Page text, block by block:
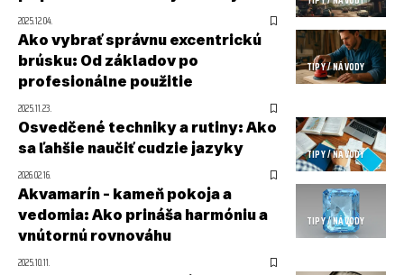
2025.12.04.
TIPY / NÁVODY
Ako vybrať správnu excentrickú
brúsku: Od základov po
profesionálne použitie
2025.11.23.
TIPY / NÁVODY
Osvedčené techniky a rutiny: Ako
sa ľahšie naučiť cudzie jazyky
2026.02.16.
TIPY / NÁVODY
Akvamarín – kameň pokoja a
vedomia: Ako prináša harmóniu a
vnútornú rovnováhu
2025.10.11.